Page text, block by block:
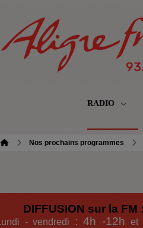
RADIO
Nos prochains programmes
DIFFUSION sur la FM :
Lundi - vendredi : 4h -12h et